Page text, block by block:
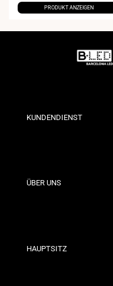
PRODUKT ANZEIGEN
KUNDENDIENST
Kontakt
ÜBER UNS
Unsere Geschäfte
HAUPTSITZ